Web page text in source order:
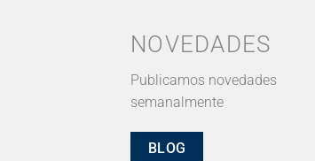
NOVEDADES
Publicamos novedades
semanalmente
BLOG
Mérida: La joya de
Yucatán
Guía de Mérida: Arte, cultura,
gastronomía y
entretenimiento Centro